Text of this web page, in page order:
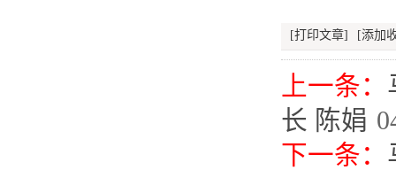
[打印文章] [添加
上一条：
长 陈娟
下一条：